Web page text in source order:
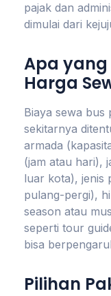
pajak dan
dimulai dari
Apa
Harga
Biaya sewa bus
sekitarnya
armada
(jam atau hari),
luar kota), jenis
pulang-pergi),
season atau
seperti tour
bisa
Pilihan